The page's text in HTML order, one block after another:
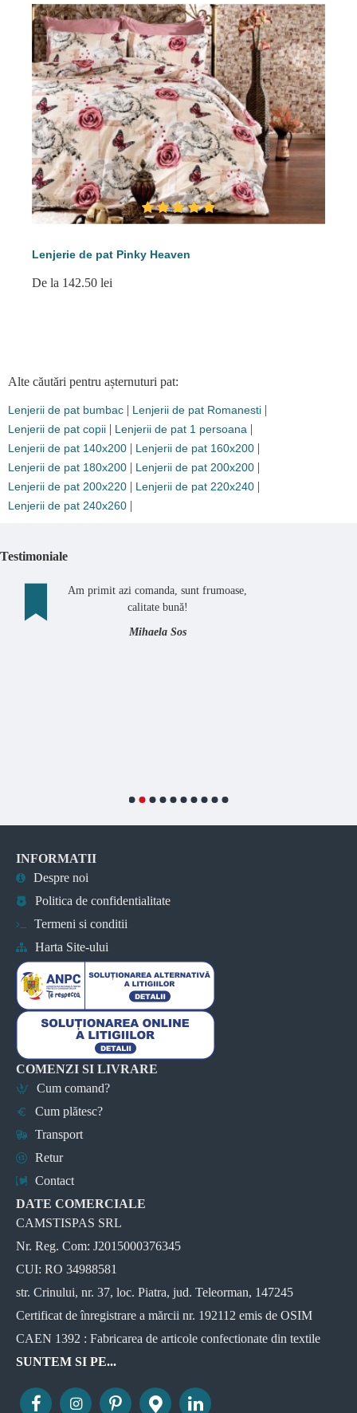
Lenjerie de pat Pinky Heaven
De la 142.50 lei
Alte căutări pentru așternuturi pat:
Lenjerii de pat bumbac| Lenjerii de pat Romanesti|
Lenjerii de pat copii| Lenjerii de pat 1 persoana|
Lenjerii de pat 140x200| Lenjerii de pat 160x200|
Lenjerii de pat 180x200| Lenjerii de pat 200x200|
Lenjerii de pat 200x220| Lenjerii de pat 220x240|
Lenjerii de pat 240x260|
Testimoniale
Am primit azi comanda, sunt frumoase,
calitate bună!
Mihaela Sos
INFORMATII
Despre noi
Politica de confidentialitate
Termeni si conditii
Harta Site-ului
COMENZI SI LIVRARE
Cum comand?
Cum plătesc?
Transport
Retur
Contact
DATE COMERCIALE
CAMSTISPAS SRL
Nr. Reg. Com: J2015000376345
CUI: RO 34988581
str. Crinului, nr. 37, loc. Piatra, jud. Teleorman, 147245
Certificat de înregistrare a mărcii nr. 192112 emis de OSIM
CAEN 1392 : Fabricarea de articole confectionate din textile
SUNTEM SI PE...